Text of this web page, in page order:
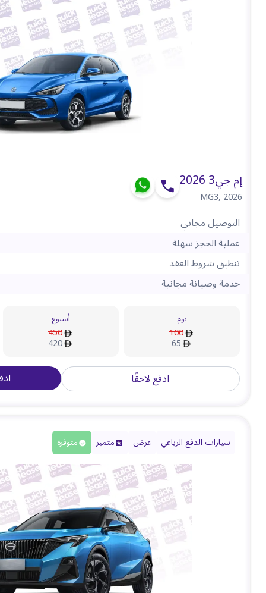
إم جي3 2026
MG3,2026
التوصيل مجاني
عملية الحجز سهلة
تنطبق شروط العقد
خدمة وصيانة مجانية
يوم
100
65
أسبوع
450
420
ادفع لاحقًا
سيارات الدفع الرباعي عرض متميز متوفرة